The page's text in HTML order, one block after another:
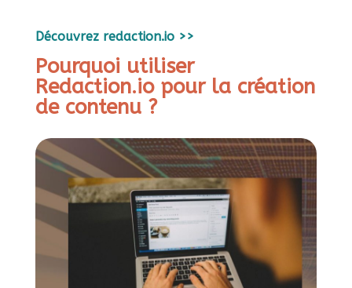
Découvrez redaction.io >>
Pourquoi utiliser
Redaction.io pour la création
de contenu ?